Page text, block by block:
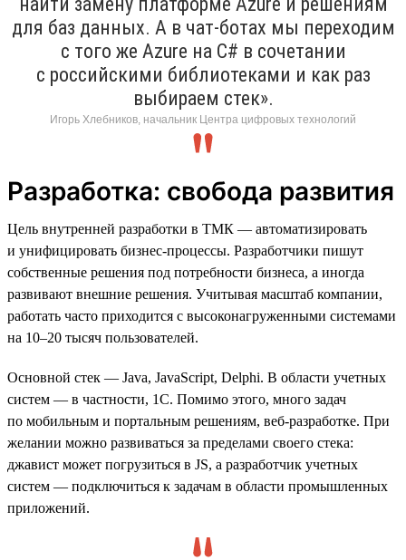
для баз данных. А в чат-ботах мы переходим
с того же Azure на C# в сочетании
с российскими библиотеками и как раз
выбираем стек».
Игорь Хлебников, начальник Центра цифровых технологий
Разработка: свобода развития
Цель внутренней разработки в ТМК — автоматизировать
и унифицировать бизнес-процессы. Разработчики пишут
собственные решения под потребности бизнеса, а иногда
развивают внешние решения. Учитывая масштаб компании,
работать часто приходится с высоконагруженными системами
на 10–20 тысяч пользователей.
Основной стек — Java, JavaScript, Delphi. В области учетных
систем — в частности, 1C. Помимо этого, много задач
по мобильным и портальным решениям, веб-разработке. При
желании можно развиваться за пределами своего стека:
джавист может погрузиться в JS, а разработчик учетных
систем — подключиться к задачам в области промышленных
приложений.